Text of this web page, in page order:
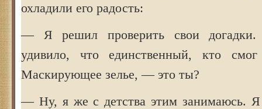
охладили его радость:
— Я решил проверить свои
удивило, что единственный, кто смог
Маскирующее зелье, — это ты?
— Ну, я же с детства этим